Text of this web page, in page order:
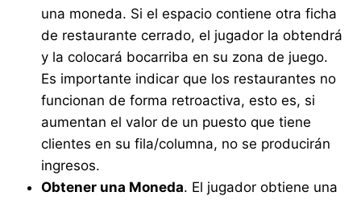
una moneda. Si el espacio contiene otra ficha
de restaurante cerrado, el jugador la obtendrá
y la colocará bocarriba en su zona de juego.
Es importante indicar que los restaurantes no
funcionan de forma retroactiva, esto es, si
aumentan el valor de un puesto que tiene
clientes en su fila/columna, no se producirán
ingresos.
Obtener una Moneda. El jugador obtiene una